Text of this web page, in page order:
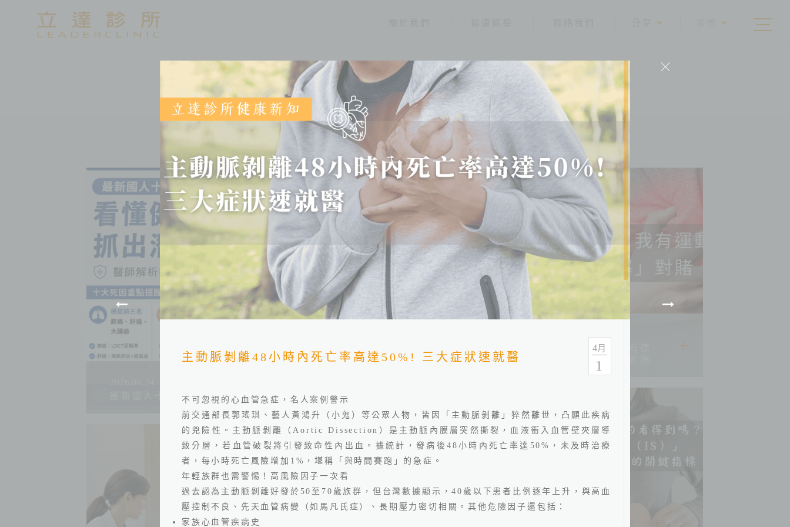
健康報報
全部 健康情報 友善連結
最新國人十大死因公布！吳鴻誠院長：看懂健檢盲點
別用「我還年輕、我有運
動」跟「心肌梗塞」對賭
主動脈剝離48小時內死亡率高達50%! 三大症狀速就醫
4月
1
不可忽視的心血管急症，名人案例警示
前交通部長郭瑤琪、藝人黃鴻升（小鬼）等公眾人物，皆因「主動脈剝離」猝然離世，凸顯此疾病
的兇險性。主動脈剝離（Aortic Dissection ） 是主動脈內膜層突然撕裂，血液衝入血管壁夾層導
致分層，若血管破裂將引發致命性內出血。據統計， 發病後 48 小時內死亡率達 50% ，未及時治療
者，每小時死亡風險增加 1% ，堪稱「與時間賽跑」的急症。
年輕族群也需警惕！高風險因子一次看
過去認為主動脈剝離好發於 50 至 70 歲族群，但台灣數據顯示，40 歲以下患者比例逐年上升，與 高血
壓控制不良、先天血管病變（如馬凡氏症）、長期壓力 密切相關。其他危險因子還包括：
家族心血管疾病史